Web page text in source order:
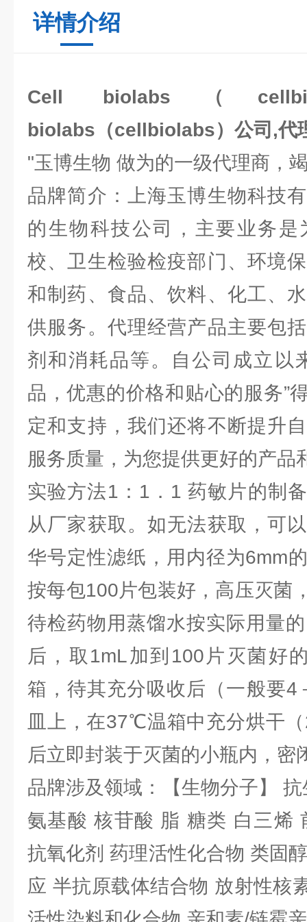
详情介绍
Cell biolabs（
biolabs（cellbiolabs）公司,代
"玉博生物 做为的一级代理商，
品牌简介：上海玉博生物科技
的生物科技公司，主要业务
校、卫生检验检疫部门、环境
和制药、食品、饮料、化工、
供服务。代理经营产品主要包
剂和消耗品等。自公司成立以
品，优惠的价格和贴心的服务”
定和支持，我们还将不断提升
服务质量，为您提供更好的产品
实验方法1：1．1 药敏片的制
从厂家获取。如无法获取，可
华号定性滤纸，用内径为6mm
按每包100片包装好，高压灭菌
待检药物用蒸馏水按实际用量
后，取1mL加到100片灭菌好
箱，待其充分吸收后（一般要4
皿上，在37℃温箱中充分烘干
后立即封装于灭菌的小瓶内，密
品牌涉及领域：【生物分子】
氨基酸 核苷酸 脂 糖类 白三烯
抗氧化剂 药理活性化合物 类固
应 半抗原载体结合物 放射性核